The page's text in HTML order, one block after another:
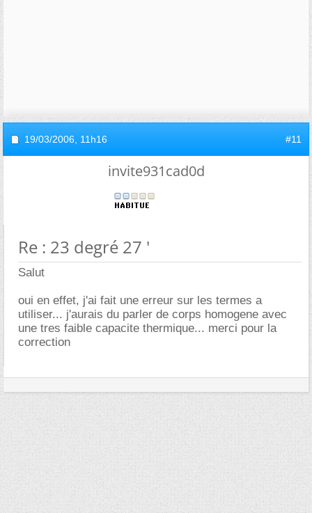
19/03/2006, 11h16 #11
invite931cad0d
Re : 23 degré 27 '
Salut
oui en effet, j'ai fait une erreur sur les termes a
utiliser... j'aurais du parler de corps homogene avec
une tres faible capacite thermique... merci pour la
correction